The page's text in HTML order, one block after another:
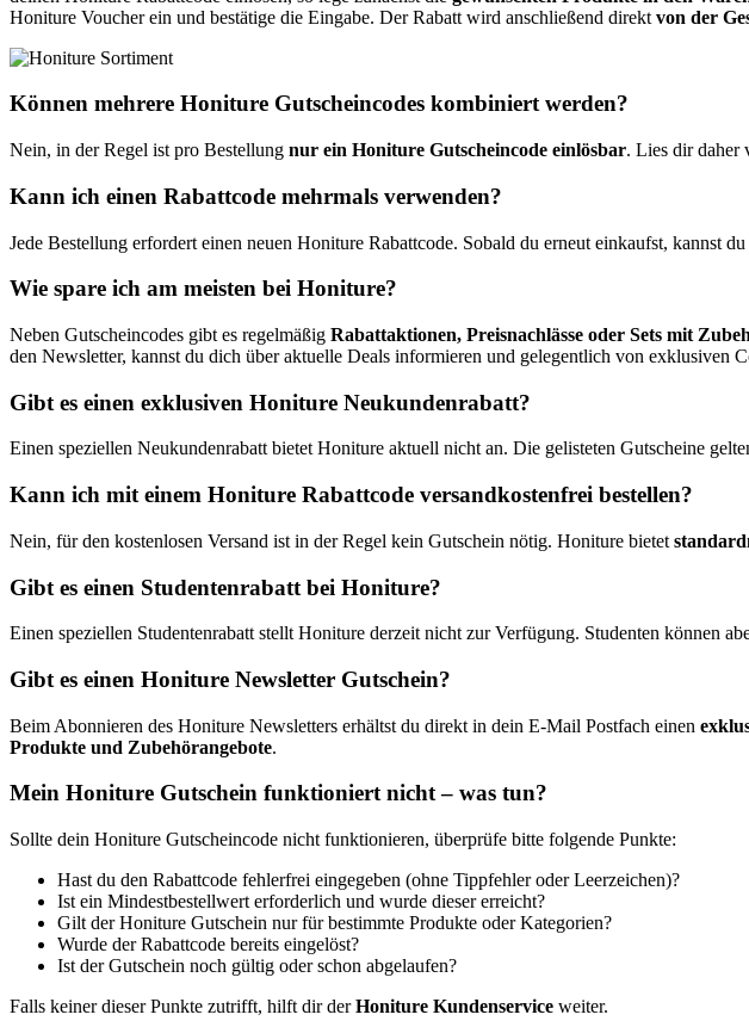
Honiture Voucher ein und bestätige die Eingabe. Der Rabatt wird anschließend direkt von der
Können mehrere Honiture Gutscheincodes kombiniert werden?
Nein, in der Regel ist pro Bestellung nur ein Honiture Gutscheincode einlösbar. Lies dir daher
Kann ich einen Rabattcode mehrmals verwenden?
Jede Bestellung erfordert einen neuen Honiture Rabattcode. Sobald du erneut einkaufst, kannst
Wie spare ich am meisten bei Honiture?
Neben Gutscheincodes gibt es regelmäßig Rabattaktionen, Preisnachlässe oder Sets mit
den Newsletter, kannst du dich über aktuelle Deals informieren und gelegentlich von exklusiven
Gibt es einen exklusiven Honiture Neukundenrabatt?
Einen speziellen Neukundenrabatt bietet Honiture aktuell nicht an. Die gelisteten Gutscheine
Kann ich mit einem Honiture Rabattcode versandkostenfrei bestellen?
Nein, für den kostenlosen Versand ist in der Regel kein Gutschein nötig. Honiture bietet
Gibt es einen Studentenrabatt bei Honiture?
Einen speziellen Studentenrabatt stellt Honiture derzeit nicht zur Verfügung. Studenten können
Gibt es einen Honiture Newsletter Gutschein?
Beim Abonnieren des Honiture Newsletters erhältst du direkt in dein E-Mail Postfach einen
Produkte und Zubehörangebote.
Mein Honiture Gutschein funktioniert nicht – was tun?
Sollte dein Honiture Gutscheincode nicht funktionieren, überprüfe bitte folgende Punkte:
Hast du den Rabattcode fehlerfrei eingegeben (ohne Tippfehler oder Leerzeichen)?
Ist ein Mindestbestellwert erforderlich und wurde dieser erreicht?
Gilt der Honiture Gutschein nur für bestimmte Produkte oder Kategorien?
Wurde der Rabattcode bereits eingelöst?
Ist der Gutschein noch gültig oder schon abgelaufen?
Falls keiner dieser Punkte zutrifft, hilft dir derHoniture Kundenservice weiter.